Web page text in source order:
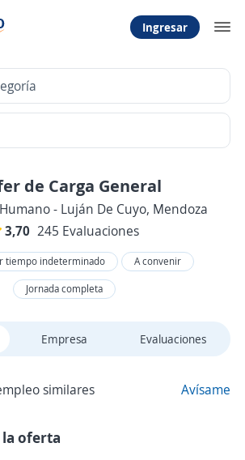
Ingresar
de Carga General
- Luján De Cuyo, Mendoza
3,70 245 Evaluaciones
tiempo indeterminado
A convenir
Jornada completa
Empresa Evaluaciones
similares Avísame
oferta